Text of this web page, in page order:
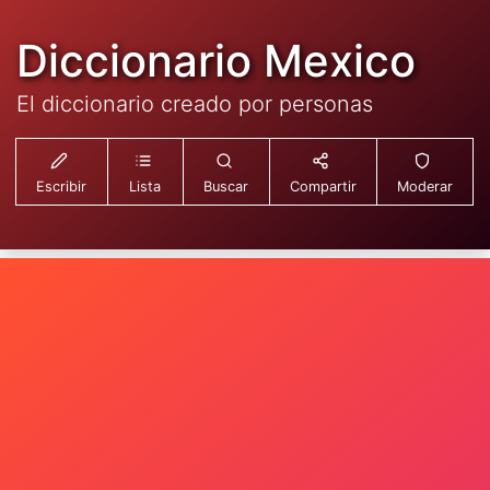
Diccionario Mexico
El diccionario creado por personas
Escribir Lista Buscar Compartir Moderar